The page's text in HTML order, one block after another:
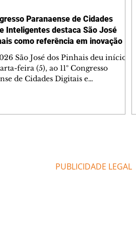
Paranaense de Cidades
Inteligentes destaca São José
como referência em inovação
São José dos Pinhais deu início,
feira (5), ao 11º Congresso
de Cidades Digitais e
vereadores, servidores públicos,
e empresas de tecnologia de
PUBLICIDADE LEGAL